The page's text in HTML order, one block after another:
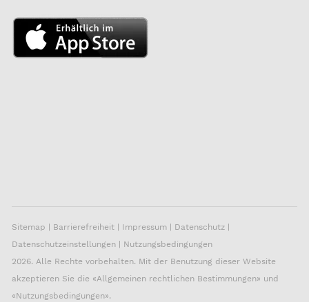
Sitemap | Barrierefreiheit | Impressum | Datenschutz |
Datenschutzeinstellungen | Nutzungsbedingungen
2026. Alle Rechte vorbehalten. Mit der Benutzung dieser Website
akzeptieren Sie die «Allgemeinen rechtlichen Bestimmungen» und
«Nutzungsbedingungen».